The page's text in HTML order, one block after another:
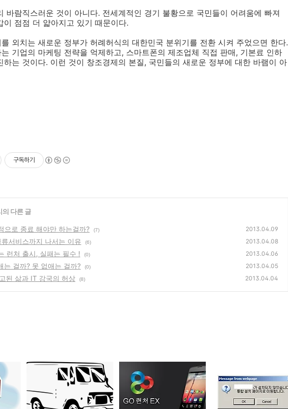
바람직스러운 것이 아니다. 전세계적인 경기 불황으로 국민들이 어려움에 빠져
이 점점 더 얇아지고 있기 때문이다.
외치는 새로운 정부가 허례허식의 대한민국 분위기를 전환 시켜 주었으면 한다.
기업의 마케팅 전략을 억제하고, 스마트폰의 제조업체 직접 판매, 기본료 인하
하는 것이다. 이런 것이 창조경제의 본질, 국민들의 새로운 정부에 대한 바램이 아
구독하기
의 다른 글
으로 종료 해야만 하는걸까? (7) 2013.04.09
서비스까지 나서는 이유 (6) 2013.04.08
런처 출시, 실패는 필수 ! (0) 2013.04.06
는 걸까? 못 없애는 걸까? (0) 2013.04.05
된 삶과 IT 강국의 허상 (8) 2013.04.04